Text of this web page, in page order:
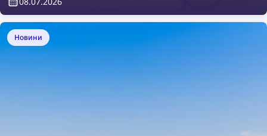
безкоштовних альтернатив у 2026 році!
Новини